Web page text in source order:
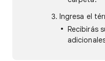
Ingresa el
Recibirás